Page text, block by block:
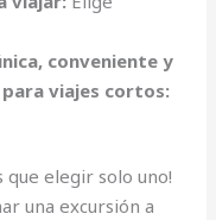
conveniente y
viajes cortos:
que elegir solo uno!
una excursión a